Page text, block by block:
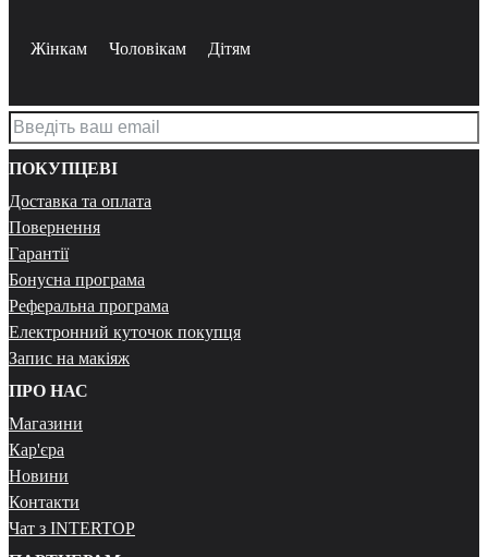
Жінкам Чоловікам Дітям
ПОКУПЦЕВІ
Доставка та оплата
Повернення
Гарантії
Бонусна програма
Реферальна програма
Електронний куточок покупця
Запис на макіяж
ПРО НАС
Магазини
Кар'єра
Новини
Контакти
Чат з INTERTOP